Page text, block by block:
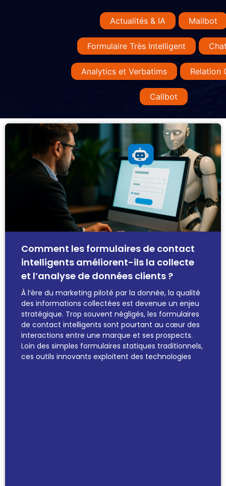
Actualités & IA Mailbot
Formulaire Très Intelligent
Analytics et Verbatims Relation
Callbot
Comment les formulaires de contact
intelligents améliorent-ils la collecte
et l’analyse de données clients ?
À l’ère du marketing piloté par la donnée, la qualité
des informations collectées est devenue un enjeu
stratégique. Trop souvent négligés, les formulaires
de contact intelligents sont pourtant au cœur des
interactions entre une marque et ses prospects.
Loin des simples formulaires statiques traditionnels,
ces outils innovants exploitent des technologies